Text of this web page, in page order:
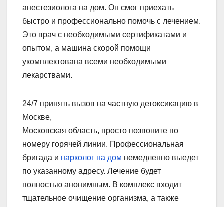
анестезиолога на дом. Он смог приехать
быстро и профессионально помочь с лечением.
Это врач с необходимыми сертификатами и
опытом, а машина скорой помощи
укомплектована всеми необходимыми
лекарствами.
24/7 принять вызов на частную детоксикацию в
Москве,
Московская область, просто позвоните по
номеру горячей линии. Профессиональная
бригада и нарколог на дом немедленно выедет
по указанному адресу. Лечение будет
полностью анонимным. В комплекс входит
тщательное очищение организма, а также